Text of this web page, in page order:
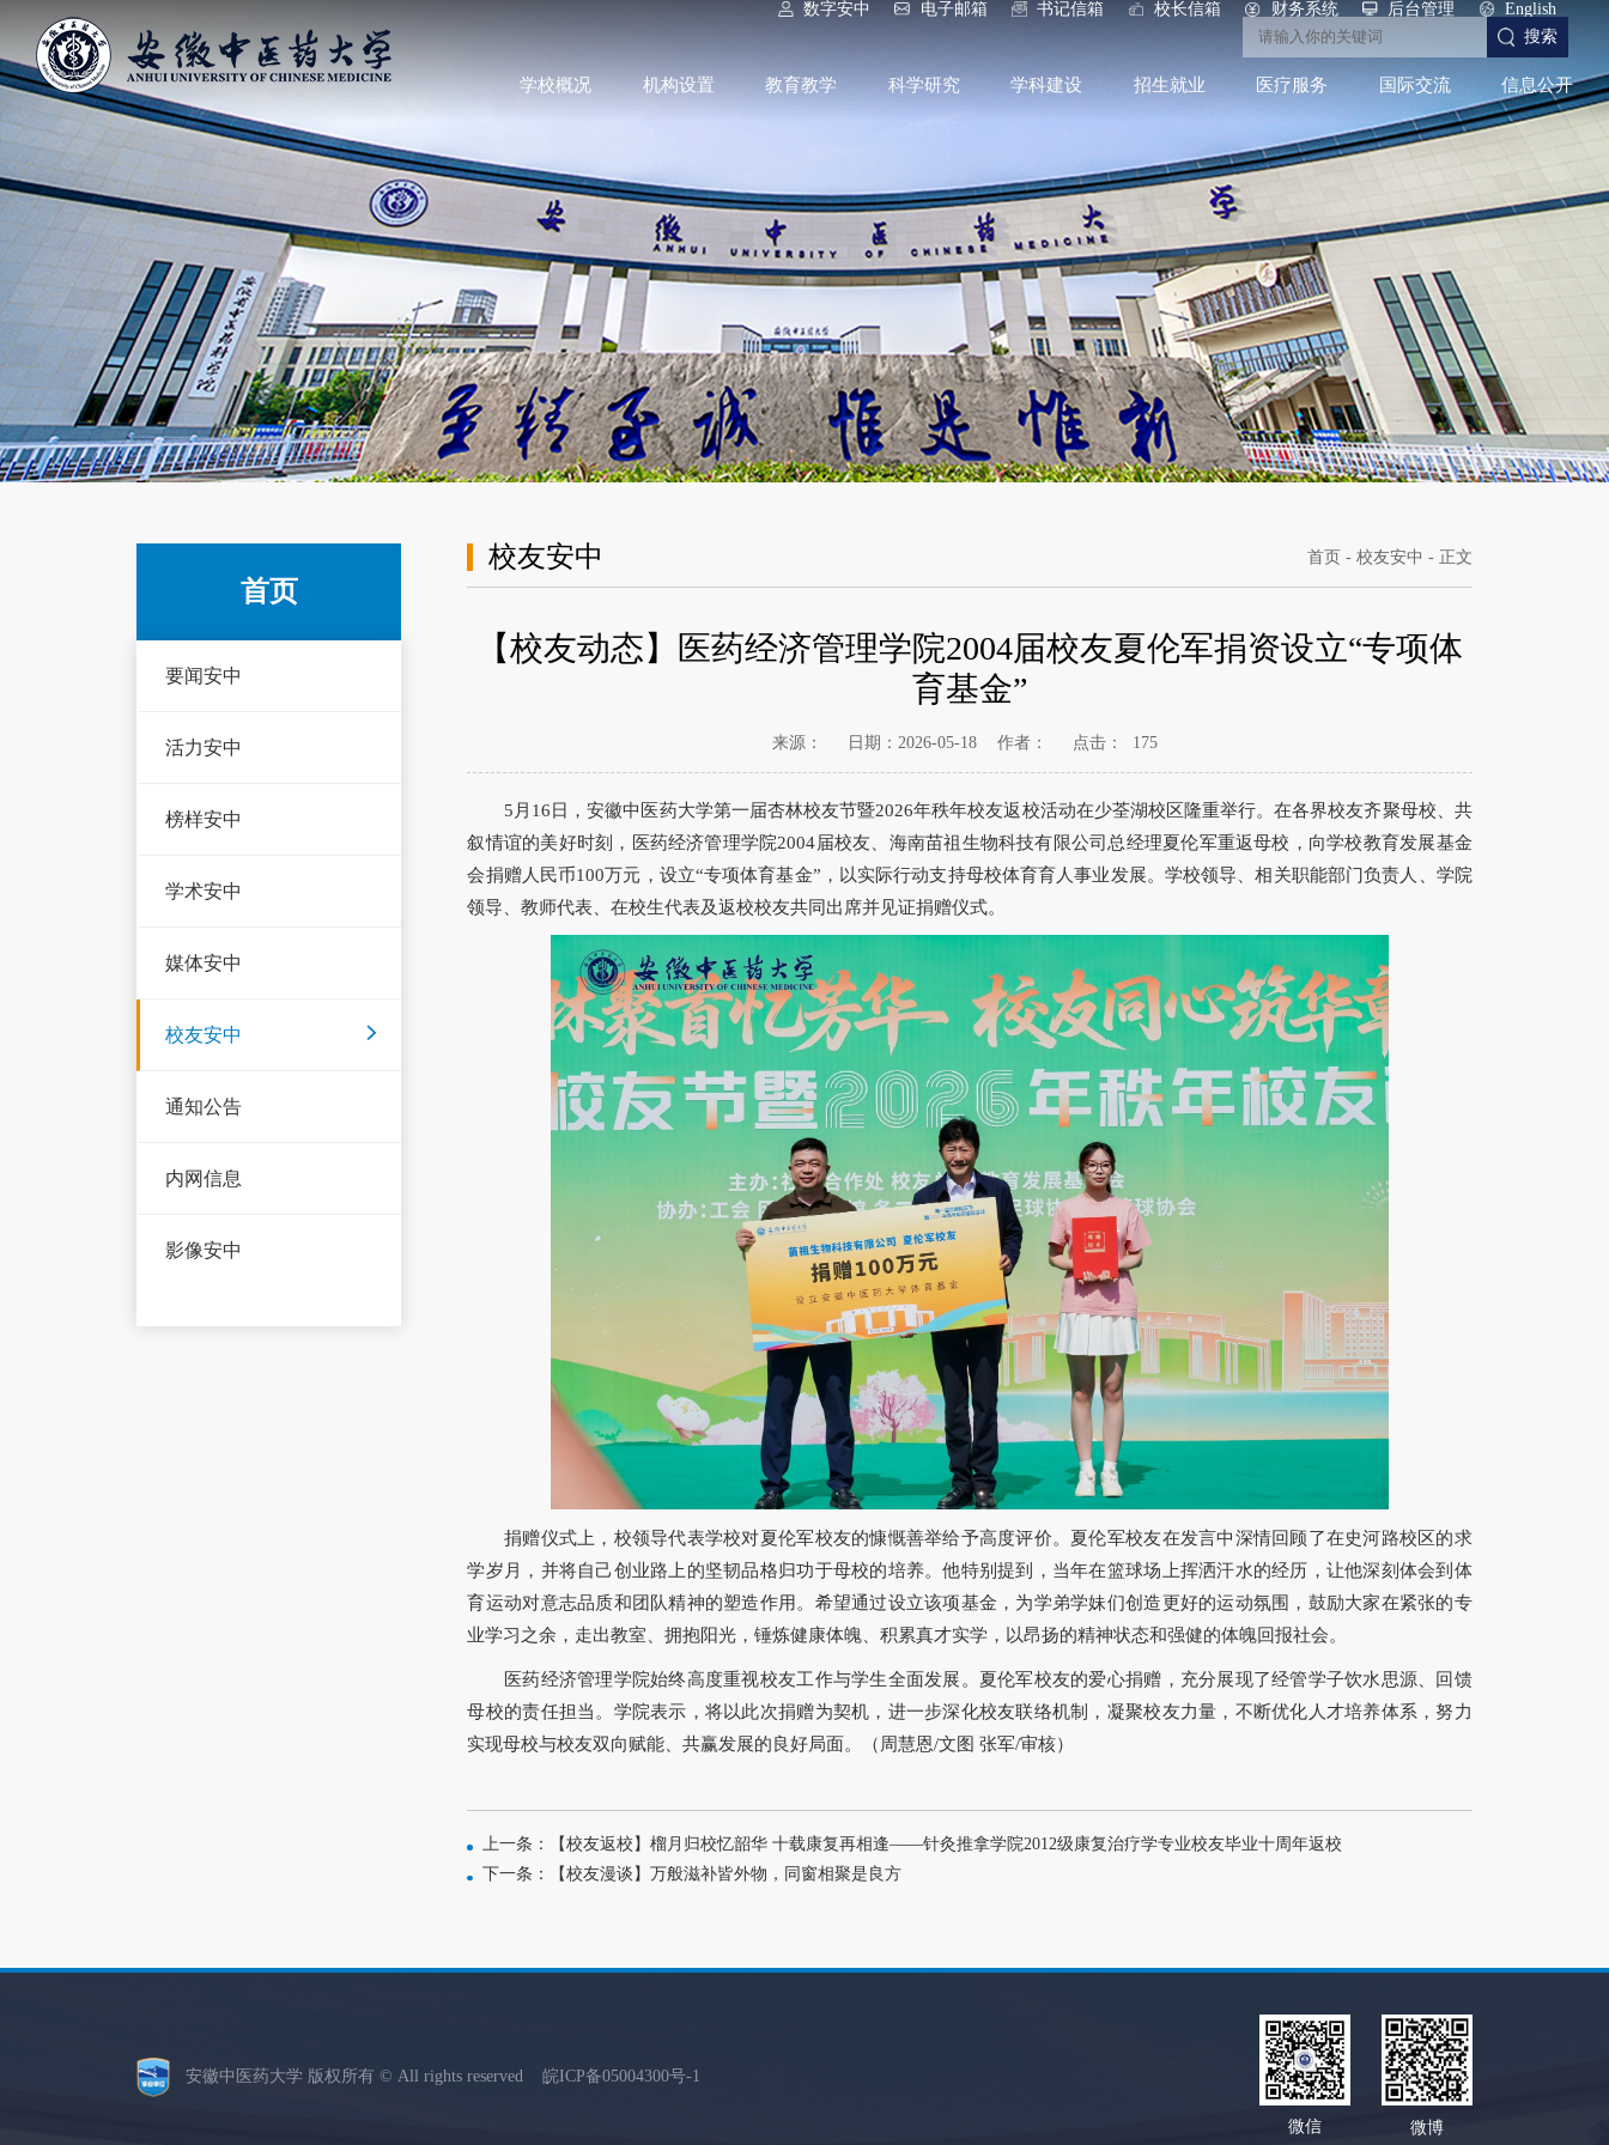
数字安中 电子邮箱 书记信箱 校长信箱 财务系统 后台管理
English
搜索
学校概况 机构设置 教育教学 科学研究 学科建设 招生就业 医疗服务 国际交流 信息公开
首页
要闻安中
活力安中
榜样安中
学术安中
媒体安中
校友安中
通知公告
内网信息
影像安中
校友安中 首页- 校友安中 - 正文
【校友动态】医药经济管理学院2004届校友夏伦军捐资设立“专项体
育基金”
来源： 日期：2026-05-18 作者： 点击： 175
5月16日，安徽中医药大学第一届杏林校友节暨2026年秩年校友返校活动在少荃湖校区隆重举行。在各界校友齐聚母校、共
叙情谊的美好时刻，医药经济管理学院2004届校友、海南苗祖生物科技有限公司总经理夏伦军重返母校，向学校教育发展基金
会捐赠人民币100万元，设立“专项体育基金”，以实际行动支持母校体育育人事业发展。学校领导、相关职能部门负责人、学院
领导、教师代表、在校生代表及返校校友共同出席并见证捐赠仪式。
捐赠仪式上，校领导代表学校对夏伦军校友的慷慨善举给予高度评价。夏伦军校友在发言中深情回顾了在史河路校区的求
学岁月，并将自己创业路上的坚韧品格归功于母校的培养。他特别提到，当年在篮球场上挥洒汗水的经历，让他深刻体会到体
育运动对意志品质和团队精神的塑造作用。希望通过设立该项基金，为学弟学妹们创造更好的运动氛围，鼓励大家在紧张的专
业学习之余，走出教室、拥抱阳光，锤炼健康体魄、积累真才实学，以昂扬的精神状态和强健的体魄回报社会。
医药经济管理学院始终高度重视校友工作与学生全面发展。夏伦军校友的爱心捐赠，充分展现了经管学子饮水思源、回馈
母校的责任担当。学院表示，将以此次捐赠为契机，进一步深化校友联络机制，凝聚校友力量，不断优化人才培养体系，努力
实现母校与校友双向赋能、共赢发展的良好局面。（周慧恩/文图 张军/审核）
上一条：【校友返校】榴月归校忆韶华 十载康复再相逢——针灸推拿学院2012级康复治疗学专业校友毕业十周年返校
下一条：【校友漫谈】万般滋补皆外物，同窗相聚是良方
安徽中医药大学 版权所有 © All rights reserved皖ICP备05004300号-1
微信 微博